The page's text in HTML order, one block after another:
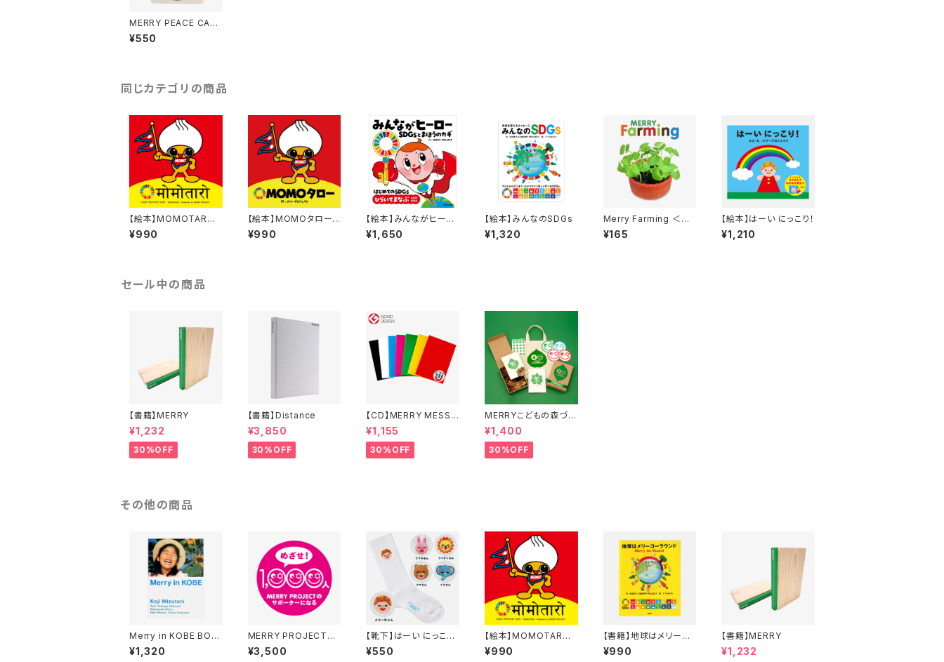
MERRY PEACE CAR
D
¥550
同じカテゴリの商品
【絵本】MOMOTARO
(ネパール語・英語ver)
¥990
【絵本】MOMOタロー
(日本語ver)
¥990
【絵本】みんながヒーロ
ー SDGsとまほうのカ
ギ(サイン付きver)
¥1,650
【絵本】みんなのSDGs
¥1,320
Merry Farming ＜バ
ジル＞
¥165
【絵本】はーい にっこり！
¥1,210
セール中の商品
【書籍】MERRY
¥1,232
30%OFF
【書籍】Distance
¥3,850
30%OFF
【CD】MERRY MESSA
GE
¥1,155
30%OFF
MERRYこどもの森づく
りキット
¥1,400
30%OFF
その他の商品
Merry in KOBE BOO
K
¥1,320
MERRY PROJECTサ
ポーター募集！
¥3,500
【靴下】はーい にっこり！
キッズソックス
¥550
【絵本】MOMOTARO
(ネパール語・英語ver)
¥990
【書籍】地球はメリーゴ
ーラウンド
¥990
【書籍】MERRY
¥1,232